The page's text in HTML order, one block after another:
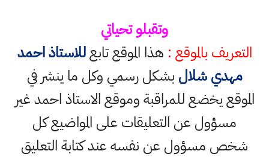
وتقبلو تحياتي
التعريف بالموقع : هذا الموقع تابعللاستاذ احمد
مهدي شلال بشكل رسمي وكل ما ينشر في
الموقع يخضع للمراقبة وموقع الاستاذ احمد غير
مسؤول عن التعليقات على المواضيع كل
شخص مسؤول عن نفسه عند كتابة التعليق